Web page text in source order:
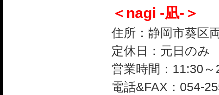
＜nagi -凪-＞
住所：静岡市葵区
定休日：元日のみ
営業時間：11:30～
電話&FAX：054-